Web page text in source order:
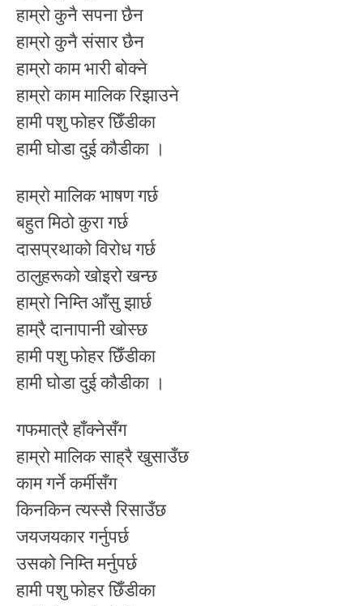
हाम्रो कुनै सपना छैन
हाम्रो कुनै संसार छैन
हाम्रो काम भारी बोक्ने
हाम्रो काम मालिक रिझाउने
हामी पशु फोहर छिँडीका
हामी घोडा दुई कौडीका ।
हाम्रो मालिक भाषण गर्छ
बहुत मिठो कुरा गर्छ
दासप्रथाको विरोध गर्छ
ठालुहरूको खोइरो खन्छ
हाम्रो निम्ति आँसु झार्छ
हाम्रै दानापानी खोस्छ
हामी पशु फोहर छिँडीका
हामी घोडा दुई कौडीका ।
गफमात्रै हाँक्नेसँग
हाम्रो मालिक साह्रै खुसाउँछ
काम गर्ने कर्मीसँग
किनकिन त्यस्सै रिसाउँछ
जयजयकार गर्नुपर्छ
उसको निम्ति मर्नुपर्छ
हामी पशु फोहर छिँडीका